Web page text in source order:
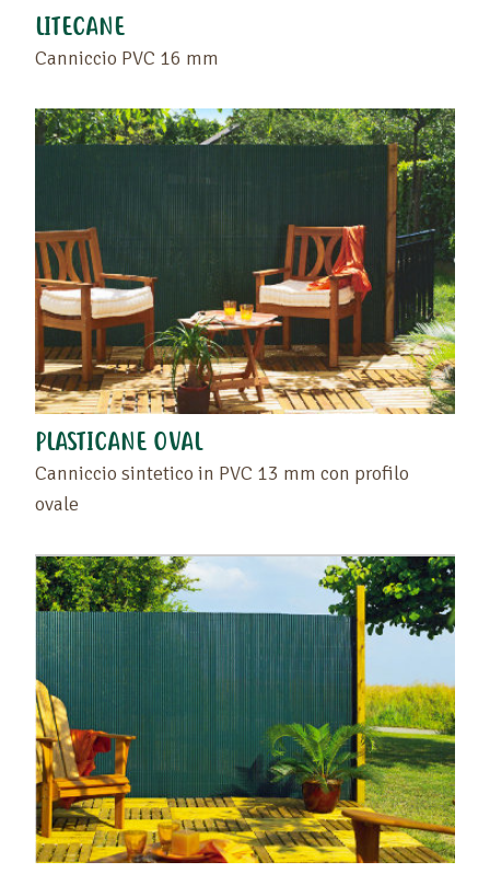
LITECANE
Canniccio PVC 16 mm
PLASTICANE OVAL
Canniccio sintetico in PVC 13 mm con profilo
ovale